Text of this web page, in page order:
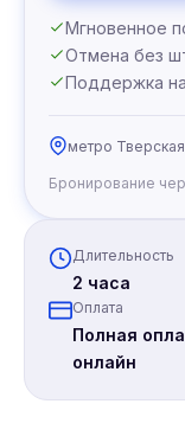
Длительность
2 часа
Оплата
Полная
онлайн
Мгновенное
Отмена без
Поддержка
метро Тверская
Бронирование